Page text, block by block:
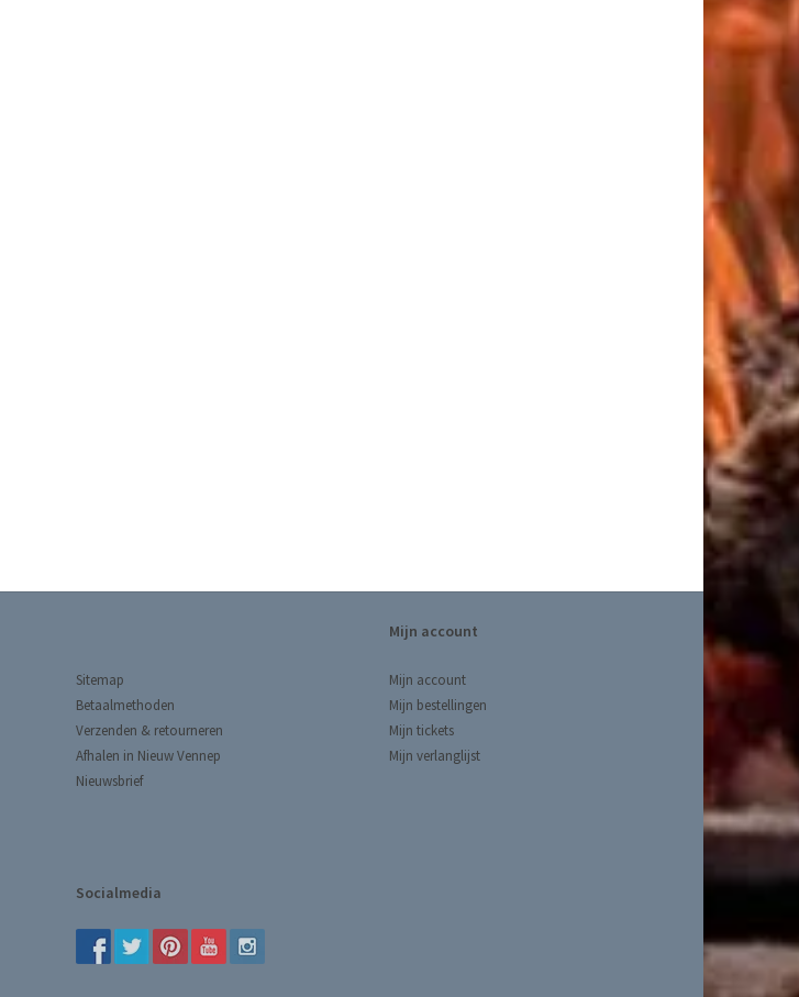
Sitemap
Betaalmethoden
Verzenden & retourneren
Afhalen in Nieuw Vennep
Nieuwsbrief
Mijn account
Mijn account
Mijn bestellingen
Mijn tickets
Mijn verlanglijst
Socialmedia